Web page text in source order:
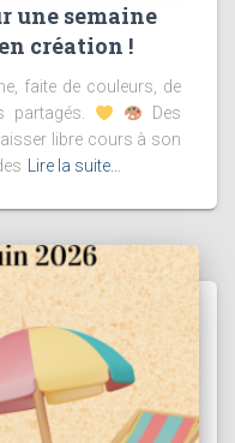
une semaine
création !
faite de couleurs, de
partagés.
Des
libre cours à son
Lire la suite…